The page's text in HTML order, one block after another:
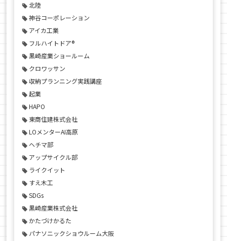
北陸
神谷コーポレーション
アイカ工業
フルハイトドア®
黒崎産業ショールーム
クロワッサン
収納プランニング実践講座
起業
HAPO
東商住建株式会社
LOメンターAI高原
ヘチマ部
アップサイクル部
ライクイット
すえ木工
SDGs
黒崎産業株式会社
かたづけかるた
パナソニックショウルーム大阪